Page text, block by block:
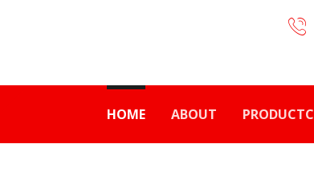
HOME ABOUT PRODUCTC